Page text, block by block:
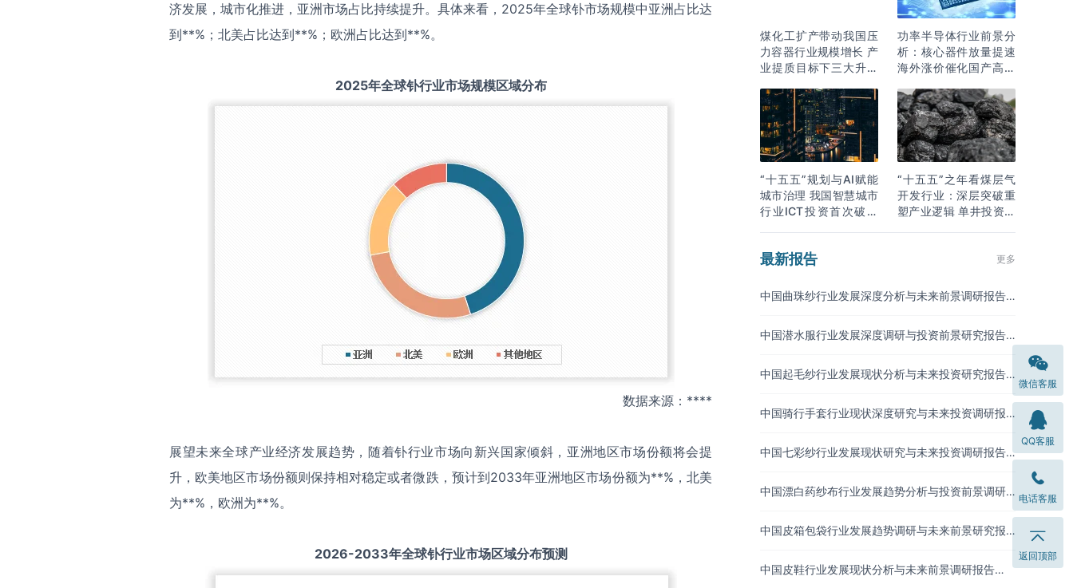
济发展，城市化推进，亚洲市场占比持续提升。具体来看，2025年全球钋市场规模中亚洲占比达
到**%；北美占比达到**%；欧洲占比达到**%。
2025年全球钋行业市场规模区域分布
数据来源：****
展望未来全球产业经济发展趋势，随着钋行业市场向新兴国家倾斜，亚洲地区市场份额将会提
升，欧美地区市场份额则保持相对稳定或者微跌，预计到2033年亚洲地区市场份额为**%，北美
为**%，欧洲为**%。
2026-2033年全球钋行业市场区域分布预测
煤化工扩产带动我国压
力容器行业规模增长 产
业提质目标下三大升级
功率半导体行业前景分
析：核心器件放量提速
海外涨价催化国产高端
“十五五”规划与AI赋能
城市治理 我国智慧城市
行业ICT投资首次破万
“十五五”之年看煤层气
开发行业：深层突破重
塑产业逻辑 单井投资成
最新报告 更多
中国曲珠纱行业发展深度分析与未来前景调研报告
中国潜水服行业发展深度调研与投资前景研究报告
中国起毛纱行业发展现状分析与未来投资研究报告
中国骑行手套行业现状深度研究与未来投资调研报
中国七彩纱行业发展现状研究与未来投资调研报告
中国漂白药纱布行业发展趋势分析与投资前景调研
中国皮箱包袋行业发展趋势调研与未来前景研究报
中国皮鞋行业发展现状分析与未来前景调研报告
微信客服
QQ客服
电话客服
返回顶部